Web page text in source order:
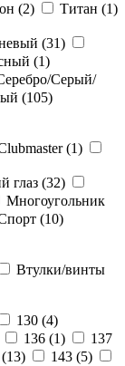
(2) Титан (1)
(31)
(1)
Серый/
(105)
(1)
глаз (32)
Многоугольник
(10)
Втулки/винты
130 (4)
136 (1)
137
13) 143 (5)